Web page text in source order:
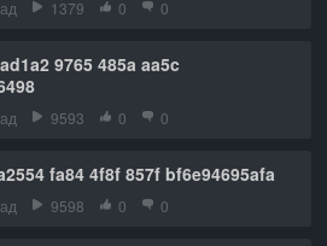
1379 0 0
9765 485a aa5c
9593 0 0
fa84 4f8f 857f bf6e94695afa
9598 0 0